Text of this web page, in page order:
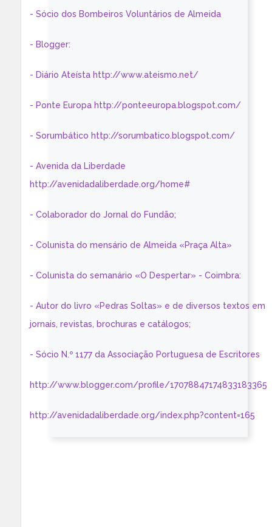
- Sócio dos Bombeiros Voluntários de Almeida
- Blogger:
- Diário Ateísta http://www.ateismo.net/
- Ponte Europa http://ponteeuropa.blogspot.com/
- Sorumbático http://sorumbatico.blogspot.com/
- Avenida da Liberdade
http://avenidadaliberdade.org/home#
- Colaborador do Jornal do Fundão;
- Colunista do mensário de Almeida «Praça Alta»
- Colunista do semanário «O Despertar» - Coimbra:
- Autor do livro «Pedras Soltas» e de diversos textos em
jornais, revistas, brochuras e catálogos;
- Sócio N.º 1177 da Associação Portuguesa de Escritores
http://www.blogger.com/profile/17078847174833183365
http://avenidadaliberdade.org/index.php?content=165